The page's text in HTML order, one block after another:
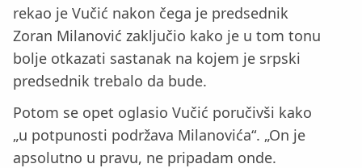
rekao je Vučić nakon čega je predsednik
Zoran Milanović zaključio kako je u tom tonu
bolje otkazati sastanak na kojem je srpski
predsednik trebalo da bude.
Potom se opet oglasio Vučić poručivši kako
„u potpunosti podržava Milanovića“. „On je
apsolutno u pravu, ne pripadam onde.